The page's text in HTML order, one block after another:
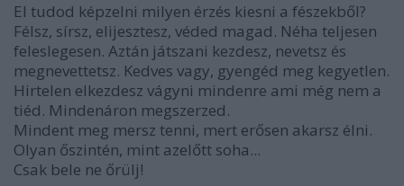
El tudod képzelni milyen érzés kiesni a fészekből?
Félsz, sírsz, elijesztesz, véded magad. Néha teljesen
feleslegesen. Aztán játszani kezdesz, nevetsz és
megnevettetsz. Kedves vagy, gyengéd meg kegyetlen.
Hirtelen elkezdesz vágyni mindenre ami még nem a
tiéd. Mindenáron megszerzed.
Mindent meg mersz tenni, mert erősen akarsz élni.
Olyan őszintén, mint azelőtt soha...
Csak bele ne őrülj!